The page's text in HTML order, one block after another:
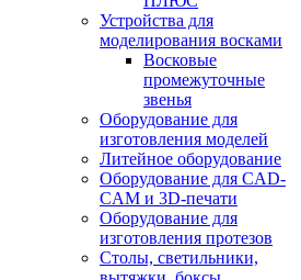
Устройства для
моделирования восками
Восковые
промежуточные
звенья
Оборудование для
изготовления моделей
Литейное оборудование
Оборудование для CAD-
CAM и 3D-печати
Оборудование для
изготовления протезов
Cтолы, светильники,